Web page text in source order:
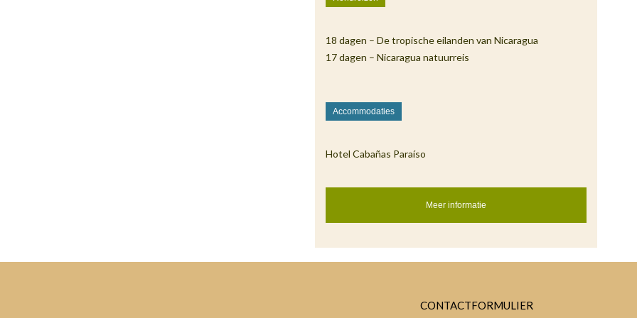
18 dagen – De tropische eilanden van Nicaragua
17 dagen – Nicaragua natuurreis
Accommodaties
Hotel Cabañas Paraíso
Meer informatie
CONTACTFORMULIER